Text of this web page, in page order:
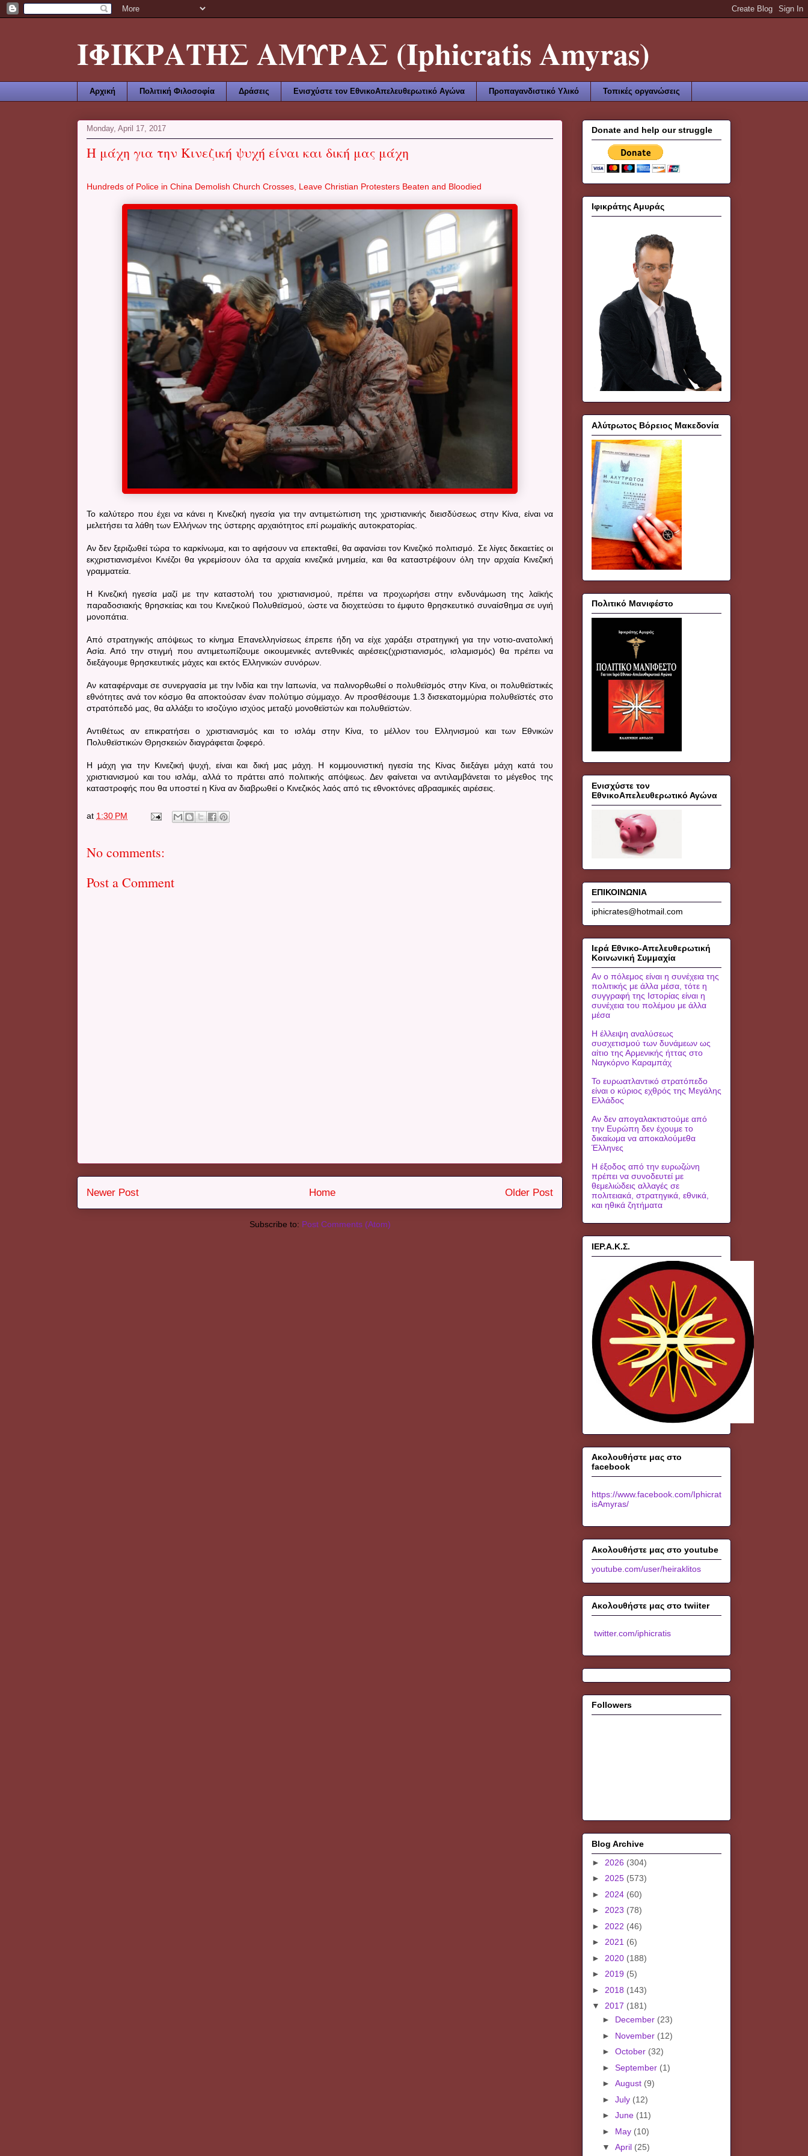
ΙΦΙΚΡΑΤΗΣ ΑΜΥΡΑΣ (Iphicratis Amyras)
Αρχική Πολιτική Φιλοσοφία Δράσεις Ενισχύστε τον ΕθνικοΑπελευθερωτικό Αγώνα Προπαγανδιστικό Υλικό Τοπικές οργανώσεις
Monday, April 17, 2017
Η μάχη για την Κινεζική ψυχή είναι και δική μας μάχη
Hundreds of Police in China Demolish Church Crosses, Leave Christian Protesters Beaten and Bloodied
Το καλύτερο που έχει να κάνει η Κινεζική ηγεσία για την αντιμετώπιση της χριστιανικής διεισδύσεως στην Κίνα, είναι να
μελετήσει τα λάθη των Ελλήνων της ύστερης αρχαιότητος επί ρωμαϊκής αυτοκρατορίας.
Αν δεν ξεριζωθεί τώρα το καρκίνωμα, και το αφήσουν να επεκταθεί, θα αφανίσει τον Κινεζικό πολιτισμό. Σε λίγες δεκαετίες οι
εκχριστιανισμένοι Κινέζοι θα γκρεμίσουν όλα τα αρχαία κινεζικά μνημεία, και θα καταστρέψουν όλη την αρχαία Κινεζική
γραμματεία.
Η Κινεζική ηγεσία μαζί με την καταστολή του χριστιανισμού, πρέπει να προχωρήσει στην ενδυνάμωση της λαϊκής
παραδοσιακής θρησκείας και του Κινεζικού Πολυθεϊσμού, ώστε να διοχετεύσει το έμφυτο θρησκευτικό συναίσθημα σε υγιή
μονοπάτια.
Από στρατηγικής απόψεως το κίνημα Επανελληνίσεως έπρεπε ήδη να είχε χαράξει στρατηγική για την νοτιο-ανατολική
Ασία. Από την στιγμή που αντιμετωπίζουμε οικουμενικές αντεθνικές αιρέσεις(χριστιανισμός, ισλαμισμός) θα πρέπει να
διεξάγουμε θρησκευτικές μάχες και εκτός Ελληνικών συνόρων.
Αν καταφέρναμε σε συνεργασία με την Ινδία και την Ιαπωνία, να παλινορθωθεί ο πολυθεϊσμός στην Κίνα, οι πολυθεϊστικές
εθνότητες ανά τον κόσμο θα αποκτούσαν έναν πολύτιμο σύμμαχο. Αν προσθέσουμε 1.3 δισεκατομμύρια πολυθεϊστές στο
στρατόπεδό μας, θα αλλάξει το ισοζύγιο ισχύος μεταξύ μονοθεϊστών και πολυθεϊστών.
Αντιθέτως αν επικρατήσει ο χριστιανισμός και το ισλάμ στην Κίνα, το μέλλον του Ελληνισμού και των Εθνικών
Πολυθεϊστικών Θρησκειών διαγράφεται ζοφερό.
Η μάχη για την Κινεζική ψυχή, είναι και δική μας μάχη. Η κομμουνιστική ηγεσία της Κίνας διεξάγει μάχη κατά του
χριστιανισμού και του ισλάμ, αλλά το πράττει από πολιτικής απόψεως. Δεν φαίνεται να αντιλαμβάνεται το μέγεθος της
καταστροφής που θα υποστεί η Κίνα αν διαβρωθεί ο Κινεζικός λαός από τις εθνοκτόνες αβρααμικές αιρέσεις.
at 1:30 PM
No comments:
Post a Comment
Newer Post Older Post
Home
Subscribe to: Post Comments (Atom)
Donate and help our struggle
Ιφικράτης Αμυράς
Αλύτρωτος Βόρειος Μακεδονία
Πολιτικό Μανιφέστο
Ενισχύστε τον
ΕθνικοΑπελευθερωτικό Αγώνα
ΕΠΙΚΟΙΝΩΝΙΑ
iphicrates@hotmail.com
Ιερά Εθνικο-Απελευθερωτική
Κοινωνική Συμμαχία
Αν ο πόλεμος είναι η συνέχεια της
πολιτικής με άλλα μέσα, τότε η
συγγραφή της Ιστορίας είναι η
συνέχεια του πολέμου με άλλα
μέσα
Η έλλειψη αναλύσεως
συσχετισμού των δυνάμεων ως
αίτιο της Αρμενικής ήττας στο
Ναγκόρνο Καραμπάχ
Το ευρωατλαντικό στρατόπεδο
είναι ο κύριος εχθρός της Μεγάλης
Ελλάδος
Αν δεν απογαλακτιστούμε από
την Ευρώπη δεν έχουμε το
δικαίωμα να αποκαλούμεθα
Έλληνες
Η έξοδος από την ευρωζώνη
πρέπει να συνοδευτεί με
θεμελιώδεις αλλαγές σε
πολιτειακά, στρατηγικά, εθνικά,
και ηθικά ζητήματα
ΙΕΡ.Α.Κ.Σ.
Ακολουθήστε μας στο
facebook
https://www.facebook.com/Iphicrat
isAmyras/
Ακολουθήστε μας στο youtube
youtube.com/user/heiraklitos
Ακολουθήστε μας στο twiiter
twitter.com/iphicratis
Followers
Blog Archive
► 2026 (304)
► 2025 (573)
► 2024 (60)
► 2023 (78)
► 2022 (46)
► 2021 (6)
► 2020 (188)
► 2019 (5)
► 2018 (143)
▼ 2017 (181)
► December (23)
► November (12)
► October (32)
► September (1)
► August (9)
► July (12)
► June (11)
► May (10)
▼ April (25)